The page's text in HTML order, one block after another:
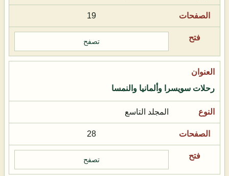
19
تصفح
رحلات سويسرا وألمانيا والنمسا
المجلد التاسع
28
تصفح